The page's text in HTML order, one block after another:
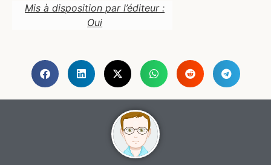
Mis à disposition par l’éditeur :
Oui